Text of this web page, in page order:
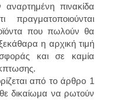
πινακίδα
που πωλούν θα
η αρχική τιμή
και σε καμία
από το άρθρο 1
δικαίωμα να ρωτούν